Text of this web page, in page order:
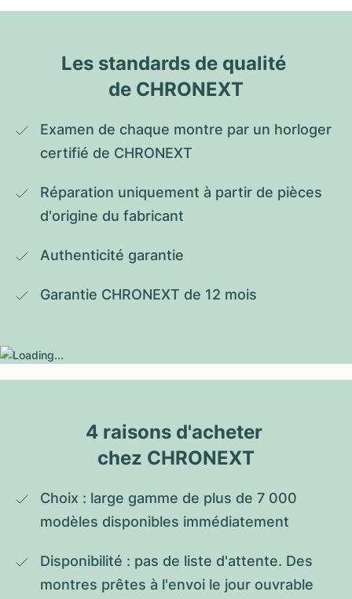
Les standards de qualité
de CHRONEXT
Examen de chaque montre par un horloger
certifié de CHRONEXT
Réparation uniquement à partir de pièces
d'origine du fabricant
Authenticité garantie
Garantie CHRONEXT de 12 mois
4 raisons d'acheter
chez CHRONEXT
Choix : large gamme de plus de 7 000
modèles disponibles immédiatement
Disponibilité : pas de liste d'attente. Des
montres prêtes à l'envoi le jour ouvrable